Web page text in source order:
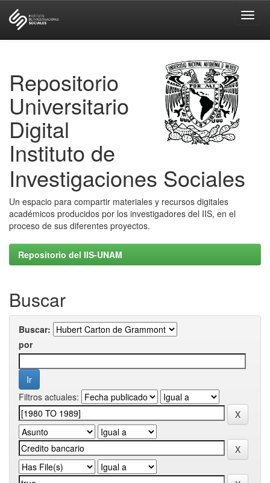
Repositorio
Universitario
Digital
Instituto de
Investigaciones Sociales
Un espacio para compartir materiales y recursos digitales
académicos producidos por los investigadores del IIS, en el
proceso de sus diferentes proyectos.
Repositorio del IIS-UNAM
Buscar
Buscar:
por
Filtros actuales: